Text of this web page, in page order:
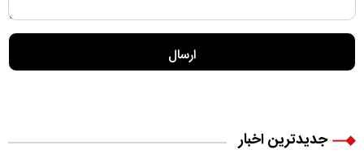
جدیدترین اخبار